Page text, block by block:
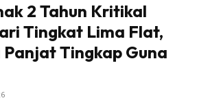
2 Tahun Kritikal
Tingkat Lima Flat,
Tingkap Guna